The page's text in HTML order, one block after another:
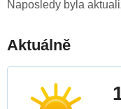
Naposledy byla
Aktuálně